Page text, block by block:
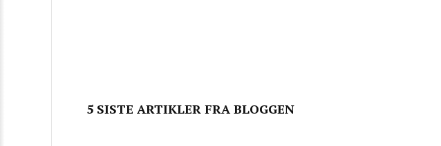
5 SISTE ARTIKLER FRA BLOGGEN